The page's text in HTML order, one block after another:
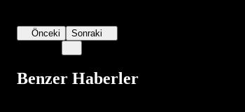
Önceki Sonraki
Benzer Haberler